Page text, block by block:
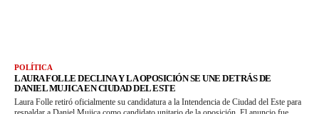
POLÍTICA
LAURA FOLLE DECLINA Y LA OPOSICIÓN SE UNE DETRÁS DE
DANIEL MUJICA EN CIUDAD DEL ESTE
Laura Folle retiró oficialmente su candidatura a la Intendencia de Ciudad del Este para